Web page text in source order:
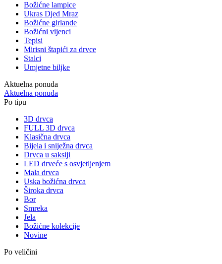
Božićne lampice
Ukras Djed Mraz
Božićne girlande
Božićni vijenci
Tepisi
Mirisni štapići za drvce
Stalci
Umjetne biljke
Aktuelna ponuda
Aktuelna ponuda
Po tipu
3D drvca
FULL 3D drvca
Klasična drvca
Bijela i sniježna drvca
Drvca u saksiji
LED drveće s osvjetljenjem
Mala drvca
Uska božićna drvca
Široka drvca
Bor
Smreka
Jela
Božićne kolekcije
Novine
Po veličini